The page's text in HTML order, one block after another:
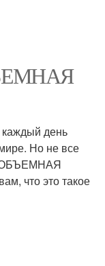
каждый день
Но не все
ОБЪЕМНАЯ
что это такое